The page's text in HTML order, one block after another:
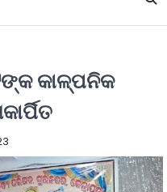
କାଳ୍ପନିକ